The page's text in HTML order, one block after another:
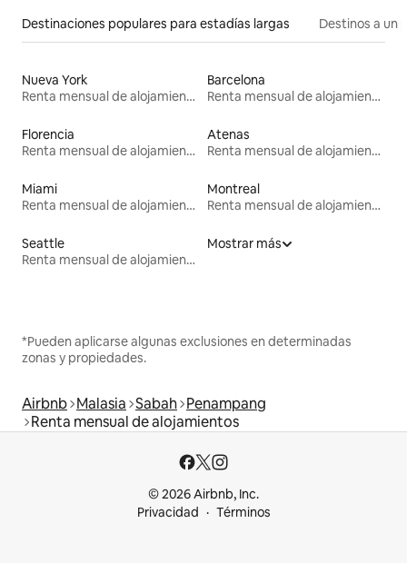
Destinaciones populares para estadías largas Destinos a un
Nueva York
Renta mensual de alojamientos
Barcelona
Renta mensual de alojamientos
Florencia
Renta mensual de alojamientos
Atenas
Renta mensual de alojamientos
Miami
Renta mensual de alojamientos
Montreal
Renta mensual de alojamientos
Seattle
Renta mensual de alojamientos
Mostrar más
*Pueden aplicarse algunas exclusiones en determinadas
zonas y propiedades.
Airbnb Malasia Sabah Penampang
Renta mensual de alojamientos
© 2026 Airbnb, Inc.
Privacidad
Términos